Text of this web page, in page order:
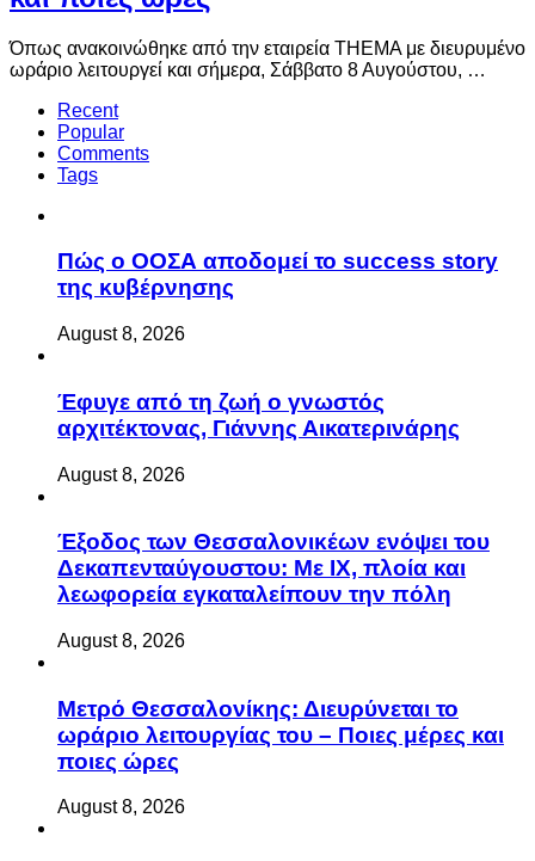
Όπως ανακοινώθηκε από την εταιρεία THEMA με διευρυμένο
ωράριο λειτουργεί και σήμερα, Σάββατο 8 Αυγούστου, …
Recent
Popular
Comments
Tags
Πώς ο ΟΟΣΑ αποδομεί το success story
της κυβέρνησης
August 8, 2026
Έφυγε από τη ζωή ο γνωστός
αρχιτέκτονας, Γιάννης Αικατερινάρης
August 8, 2026
Έξοδος των Θεσσαλονικέων ενόψει του
Δεκαπενταύγουστου: Με ΙΧ, πλοία και
λεωφορεία εγκαταλείπουν την πόλη
August 8, 2026
Μετρό Θεσσαλονίκης: Διευρύνεται το
ωράριο λειτουργίας του – Ποιες μέρες και
ποιες ώρες
August 8, 2026